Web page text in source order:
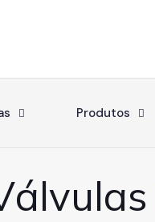
Produtos